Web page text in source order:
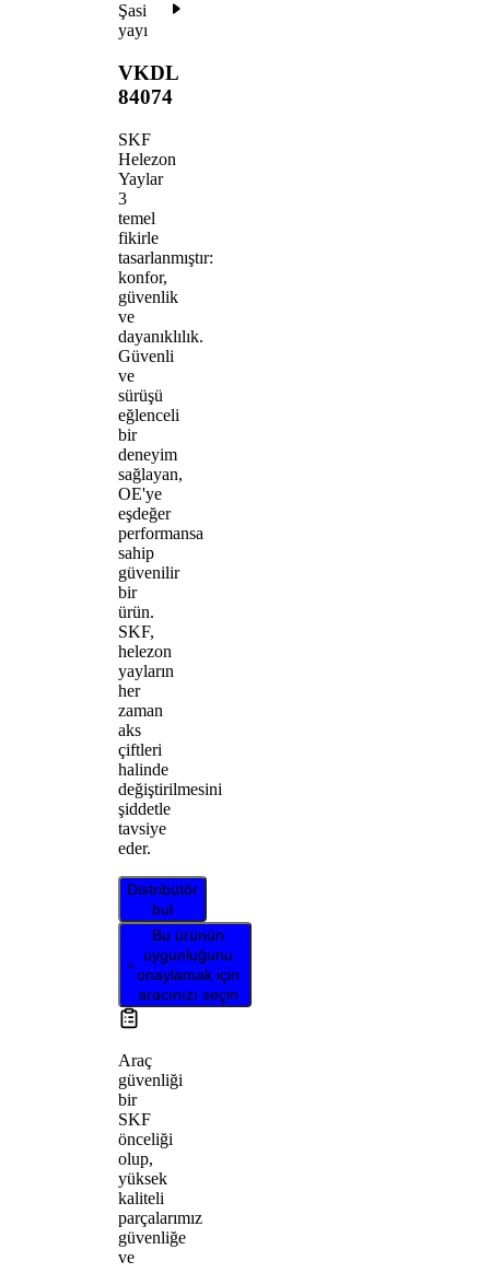
Şasi
yayı
VKDL
84074
SKF
Helezon
Yaylar
3
temel
fikirle
tasarlanmıştır:
konfor,
güvenlik
ve
dayanıklılık.
Güvenli
ve
sürüşü
eğlenceli
bir
deneyim
sağlayan,
OE'ye
eşdeğer
performansa
sahip
güvenilir
bir
ürün.
SKF,
helezon
yayların
her
zaman
aks
çiftleri
halinde
değiştirilmesini
şiddetle
tavsiye
eder.
Distribütör
bul
Bu ürünün
uygunluğunu
onaylamak için
aracınızı seçin
Araç
güvenliği
bir
SKF
önceliği
olup,
yüksek
kaliteli
parçalarımız
güvenliğe
ve